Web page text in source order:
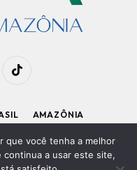
TikTok
AMAZÔNIA
que você tenha a melhor
continua a usar este site,